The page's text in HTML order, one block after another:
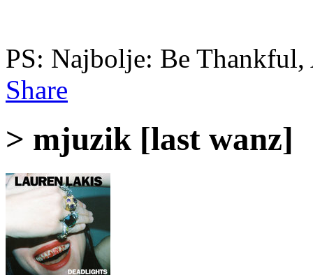
PS: Najbolje: Be Thankful,
Share
> mjuzik [last wanz]